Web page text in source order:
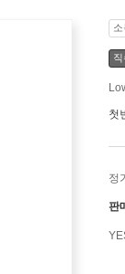
첫
정
판